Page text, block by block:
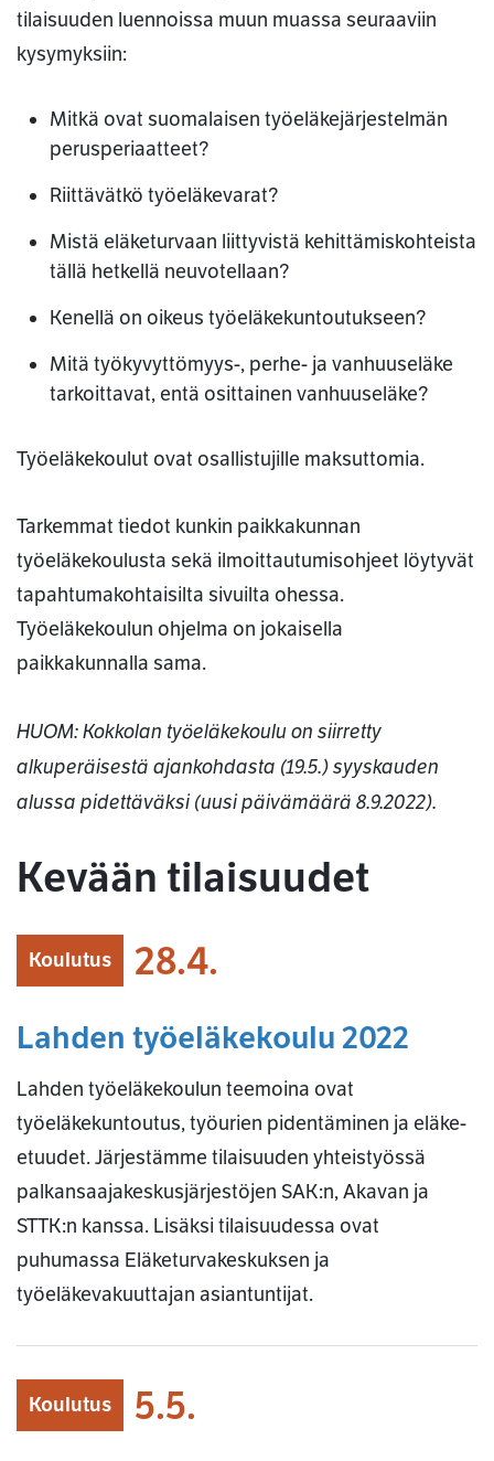
tilaisuuden luennoissa muun muassa seuraaviin
kysymyksiin:
Mitkä ovat suomalaisen työeläkejärjestelmän
perusperiaatteet?
Riittävätkö työeläkevarat?
Mistä eläketurvaan liittyvistä kehittämiskohteista
tällä hetkellä neuvotellaan?
Kenellä on oikeus työeläkekuntoutukseen?
Mitä työkyvyttömyys-, perhe- ja vanhuuseläke
tarkoittavat, entä osittainen vanhuuseläke?
Työeläkekoulut ovat osallistujille maksuttomia.
Tarkemmat tiedot kunkin paikkakunnan
työeläkekoulusta sekä ilmoittautumisohjeet löytyvät
tapahtumakohtaisilta sivuilta ohessa.
Työeläkekoulun ohjelma on jokaisella
paikkakunnalla sama.
HUOM: Kokkolan työeläkekoulu on siirretty
alkuperäisestä ajankohdasta (19.5.) syyskauden
alussa pidettäväksi (uusi päivämäärä 8.9.2022).
Kevään tilaisuudet
Koulutus 28.4.
Lahden työeläkekoulu 2022
Lahden työeläkekoulun teemoina ovat
työeläkekuntoutus, työurien pidentäminen ja eläke-
etuudet. Järjestämme tilaisuuden yhteistyössä
palkansaajakeskusjärjestöjen SAK:n, Akavan ja
STTK:n kanssa. Lisäksi tilaisuudessa ovat
puhumassa Eläketurvakeskuksen ja
työeläkevakuuttajan asiantuntijat.
Koulutus 5.5.